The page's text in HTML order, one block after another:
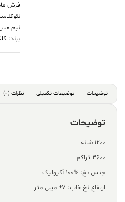
سبز
روشن
عدد
فرش
نیم
برند:
توضیحات توضیحات تکمیلی نظرات (0)
توضیحات
۱۲۰۰ شانه
۳۶۰۰ تراکم
جنس نخ: %100 آکرولیک
ارتفاع نخ خاب: ۷± میلی متر